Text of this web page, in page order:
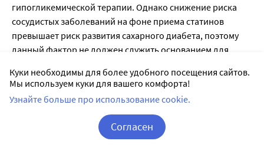
гипогликемической терапии. Однако снижение риска
сосудистых заболеваний на фоне приема статинов
превышает риск развития сахарного диабета, поэтому
данный фактор не должен служить основанием для
(концентрация глюкозы в крови натощак 5,6-6,9 ммоль/
л, индекс массы тела (ИМТ) > 30 кг/м2,
гипертриглицеридемия, артериальная гипертензия в
анамнезе) следует установить врачебное наблюдение и
регулярно проводить контроль биохимических
Куки необходимы для более удобного посещения сайтов.
Мы используем куки для вашего комфорта!
Узнайте больше про использование cookie.
Согласен